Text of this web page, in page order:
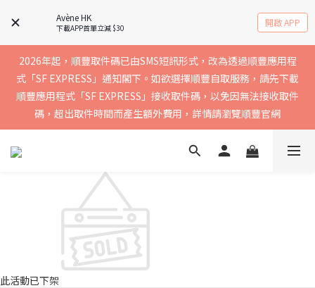
Avène HK
下載APP首單立減 $30 開啟 APP
買滿$400免運費，訂單經順豐速運會於2-5個工作天內送到，請核
實聯絡資料以確保收到送貨通知，暫不支援中國內地及澳門地區
實聯絡資料以確保收到送貨通知，暫不支援中國內地及澳門地區
2026年起，順豐取件碼已由SMS短訊形式，改為透過順豐應用程
式「SF EXPRESS」通知閣下。如欲選擇順豐自取服務，請先下載
順豐應用程式「SF EXPRESS」接收取件碼，以免因無法接收取件
碼，超出取件時間而產生額外費用，詳情請瀏覽順豐官網
實聯絡資料以確保收到送貨通知，暫不支援中國內地及澳門地區
此活動已下架